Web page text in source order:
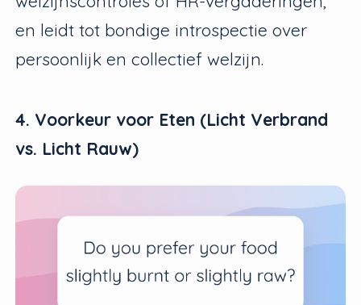
en leidt tot bondige introspectie over
persoonlijk en collectief welzijn.
4. Voorkeur voor Eten (Licht Verbrand
vs. Licht Rauw)